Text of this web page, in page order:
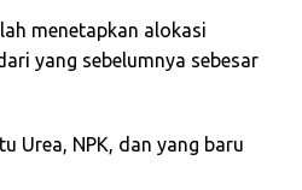
menetapkan alokasi
yang sebelumnya sebesar
Urea, NPK, dan yang baru